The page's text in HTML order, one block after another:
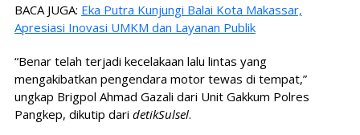
BACA JUGA: Eka Putra Kunjungi Balai Kota Makassar,
Apresiasi Inovasi UMKM dan Layanan Publik
“Benar telah terjadi kecelakaan lalu lintas yang
mengakibatkan pengendara motor tewas di tempat,”
ungkap Brigpol Ahmad Gazali dari Unit Gakkum Polres
Pangkep, dikutip dari detikSulsel.